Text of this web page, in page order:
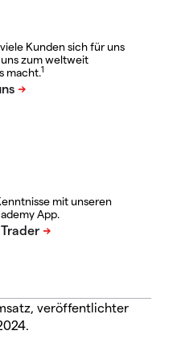
Kunden sich für uns
zum weltweit
macht.1
mit unseren
App.
veröffentlichter